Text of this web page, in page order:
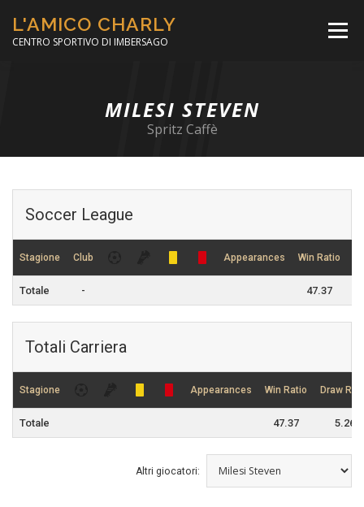
contenuto
L'AMICO CHARLY
CENTRO SPORTIVO DI IMBERSAGO
Menù
SCUOLA TENNIS
MILESI STEVEN
Spritz Caffè
Soccer League
Stagione Club Appearances Win Ratio
Totale - 47.37
Totali Carriera
Stagione Appearances Win Ratio Draw
Totale 47.37 5.26
Altri giocatori: